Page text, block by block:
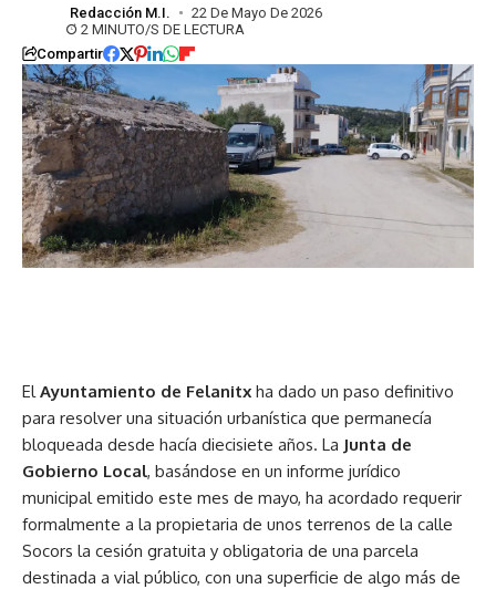
Redacción M.I.
22 De Mayo De 2026
2 MINUTO/S DE LECTURA
Compartir
El Ayuntamiento de Felanitx ha dado un paso definitivo
para resolver una situación urbanística que permanecía
bloqueada desde hacía diecisiete años. La Junta de
Gobierno Local, basándose en un informe jurídico
municipal emitido este mes de mayo, ha acordado requerir
formalmente a la propietaria de unos terrenos de la calle
Socors la cesión gratuita y obligatoria de una parcela
destinada a vial público, con una superficie de algo más de